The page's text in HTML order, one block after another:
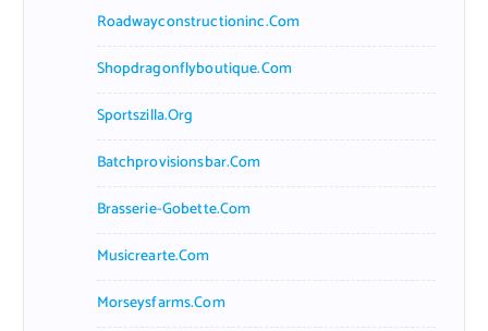
Roadwayconstructioninc.com
Shopdragonflyboutique.com
Sportszilla.org
Batchprovisionsbar.com
Brasserie-Gobette.com
Musicrearte.com
Morseysfarms.com